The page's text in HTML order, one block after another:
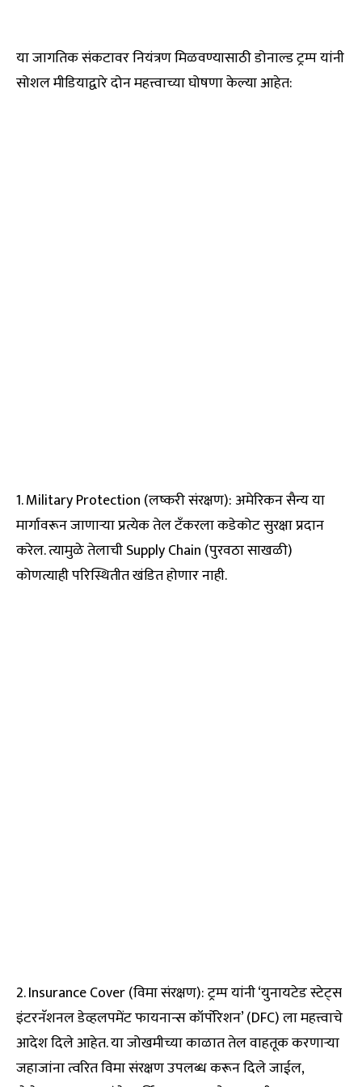
या जागतिक संकटावर नियंत्रण मिळवण्यासाठी डोनाल्ड ट्रम्प यांनी
सोशल मीडियाद्वारे दोन महत्त्वाच्या घोषणा केल्या आहेत:
1. Military Protection (लष्करी संरक्षण): अमेरिकन सैन्य या
मार्गावरून जाणाऱ्या प्रत्येक तेल टँकरला कडेकोट सुरक्षा प्रदान
करेल. त्यामुळे तेलाची Supply Chain (पुरवठा साखळी)
कोणत्याही परिस्थितीत खंडित होणार नाही.
2. Insurance Cover (विमा संरक्षण): ट्रम्प यांनी ‘युनायटेड स्टेट्स
इंटरनॅशनल डेव्हलपमेंट फायनान्स कॉर्पोरेशन’ (DFC) ला महत्त्वाचे
आदेश दिले आहेत. या जोखमीच्या काळात तेल वाहतूक करणाऱ्या
जहाजांना त्वरित विमा संरक्षण उपलब्ध करून दिले जाईल,